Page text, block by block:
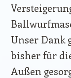
Unser Dank
bisher für
Außen